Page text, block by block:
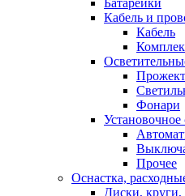
Батарейки
Кабель и
Кабель
Фонари
Установочное
Прочее
Оснастка,
Диски,